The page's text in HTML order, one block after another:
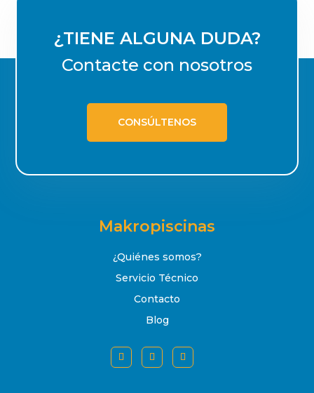
¿TIENE ALGUNA DUDA?
Contacte con nosotros
CONSÚLTENOS
Makropiscinas
¿Quiénes somos?
Servicio Técnico
Contacto
Blog